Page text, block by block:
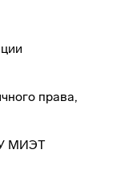
права,
МИЭТ